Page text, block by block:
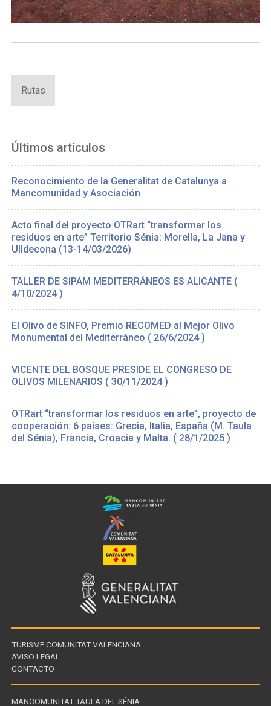
Rutas
Últimos artículos
Reconocimiento de la Generalitat de Catalunya a
Mancomunidad y Asociación
Acto final del proyecto OTRart “transformar los
residuos en arte” Territorio Sénia: Morella, La Jana y
Ulldecona (13-14/03/2026)
TALLER DE SIPAM MEDITERRÁNEOS ES ALICANTE (
4/10/2024 )
El Olivo de SINFO, Premio RECOMED al Mejor Olivo
Monumental del Mediterráneo ( 26/6/2024 )
VICENTE DEL BOSQUE PRESIDE EL CONGRESO DE
OLIVOS MILENARIOS ( 30/11/2024 )
OTRart “transformar los residuos en arte”, proyecto de
cooperación: 6 países: Grecia, Italia, España (M. Taula
del Sénia), Francia, Croacia y Malta. ( 28/1/2025 )
TURISME COMUNITAT VALENCIANA
AVISO LEGAL
CONTACTO
MANCOMUNITAT TAULA DEL SÉNIA